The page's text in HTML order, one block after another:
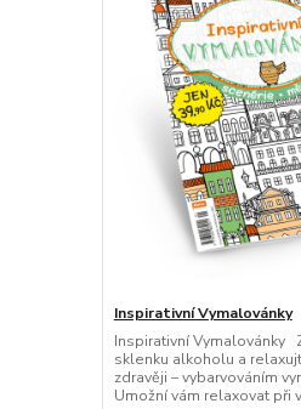
Inspirativní Vymalovánky
Inspirativní Vymalovánky
sklenku alkoholu a
zdravěji – vybarvováním
Umožní vám relaxovat při